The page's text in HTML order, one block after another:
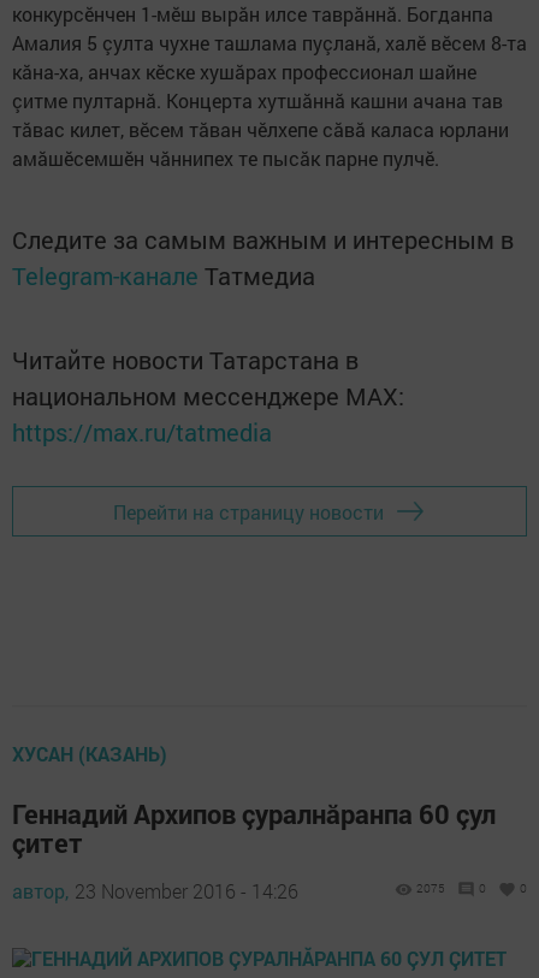
конкурсӗнчен 1-мӗш вырăн илсе таврăннă. Богданпа
Амалия 5 çулта чухне ташлама пуçланă, халӗ вӗсем 8-та
кăна-ха, анчах кӗске хушăрах профессионал шайне
çитме пултарнă. Концерта хутшăннă кашни ачана тав
тăвас килет, вӗсем тăван чӗлхепе сăвă каласа юрлани
амăшӗсемшӗн чăннипех те пысăк парне пулчӗ.
Следите за самым важным и интересным в
Telegram-канале Татмедиа
Читайте новости Татарстана в
национальном мессенджере MАХ:
https://max.ru/tatmedia
Перейти на страницу новости
ХУСАН (КАЗАНЬ)
Геннадий Архипов çуралнăранпа 60 çул
çитет
автор, 23 November 2016 - 14:26 2075 0 0